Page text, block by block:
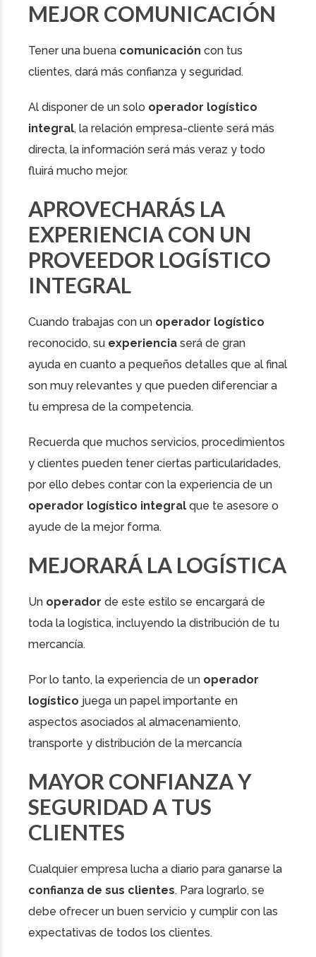
MEJOR COMUNICACIÓN
Tener una buena comunicación con tus
clientes, dará más confianza y seguridad.
Al disponer de un solo operador logístico
integral, la relación empresa-cliente será más
directa, la información será más veraz y todo
fluirá mucho mejor.
APROVECHARÁS LA
EXPERIENCIA CON UN
PROVEEDOR LOGÍSTICO
INTEGRAL
Cuando trabajas con un operador logístico
reconocido, su experiencia será de gran
ayuda en cuanto a pequeños detalles que al final
son muy relevantes y que pueden diferenciar a
tu empresa de la competencia.
Recuerda que muchos servicios, procedimientos
y clientes pueden tener ciertas particularidades,
por ello debes contar con la experiencia de un
operador logístico integral que te asesore o
ayude de la mejor forma.
MEJORARÁ LA LOGÍSTICA
Un operador de este estilo se encargará de
toda la logística, incluyendo la distribución de tu
mercancía.
Por lo tanto, la experiencia de un operador
logístico juega un papel importante en
aspectos asociados al almacenamiento,
transporte y distribución de la mercancía
MAYOR CONFIANZA Y
SEGURIDAD A TUS
CLIENTES
Cualquier empresa lucha a diario para ganarse la
confianza de sus clientes. Para lograrlo, se
debe ofrecer un buen servicio y cumplir con las
expectativas de todos los clientes.